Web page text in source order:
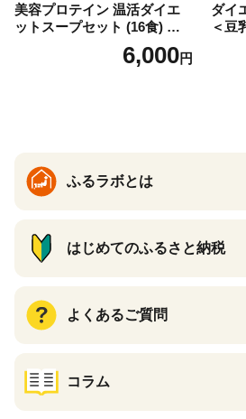
美容プロテイン 温活ダイエ
ットスープセット (16食) 小
分け スープ 食べ比べ セット
詰合せ クラムチャウダー チ
6,000円
ダイ
＜豆
ムチ
ト
ふるラボとは
はじめてのふるさと納税
よくあるご質問
コラム